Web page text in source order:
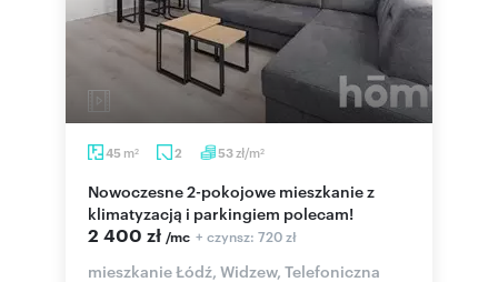
45 m2 2 53zł/m2
Nowoczesne 2-pokojowe mieszkanie z
klimatyzacją i parkingiem polecam!
2 400 zł /mc + czynsz: 720 zł
mieszkanie Łódź, Widzew, Telefoniczna